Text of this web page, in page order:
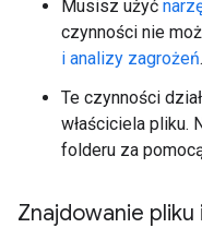
Musisz użyć
czynności nie
i analizy zagrożeń.
Te czynności
właściciela pliku.
folderu za
Znajdowanie